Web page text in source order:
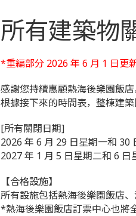
所有建築物
*重編部分 2026 年 6 月 1 日更新
感謝您持續惠顧熱海後樂園飯店
根據接下來的時間表，整棟建築
[所有關閉日期]
2026 年 6 月 29 日星期一和 30
2027 年 1 月 5 日星期二和 6 日
【合格設施】
所有設施包括熱海後樂園飯店
*熱海後樂園飯店訂票中心也將